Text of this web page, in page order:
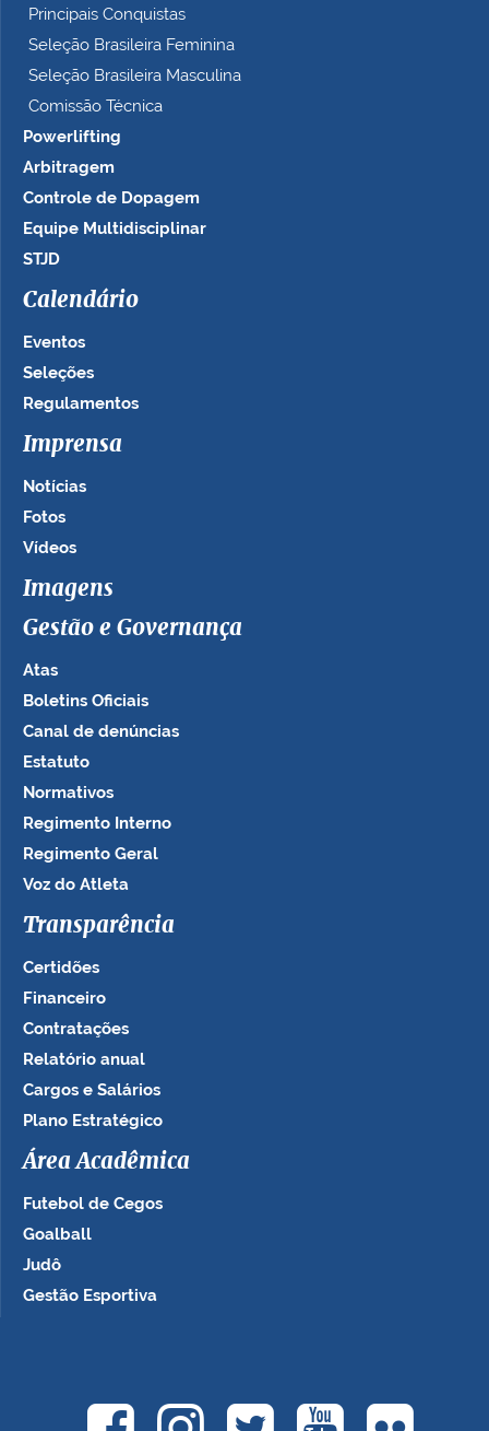
Principais Conquistas
Seleção Brasileira Feminina
Seleção Brasileira Masculina
Comissão Técnica
Powerlifting
Arbitragem
Controle de Dopagem
Equipe Multidisciplinar
STJD
Calendário
Eventos
Seleções
Regulamentos
Imprensa
Notícias
Fotos
Vídeos
Imagens
Gestão e Governança
Atas
Boletins Oficiais
Canal de denúncias
Estatuto
Normativos
Regimento Interno
Regimento Geral
Voz do Atleta
Transparência
Certidões
Financeiro
Contratações
Relatório anual
Cargos e Salários
Plano Estratégico
Área Acadêmica
Futebol de Cegos
Goalball
Judô
Gestão Esportiva